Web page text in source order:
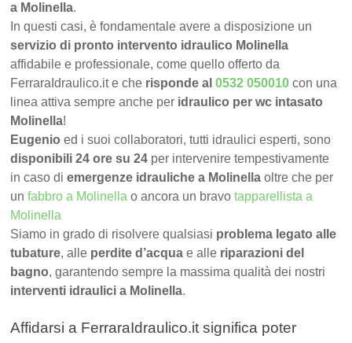
a Molinella.
In questi casi, è fondamentale avere a disposizione un
servizio di pronto intervento idraulico Molinella
affidabile e professionale, come quello offerto da
FerraraIdraulico.it e che risponde al0532 050010 con una
linea attiva sempre anche per idraulico per wc intasato
Molinella!
Eugenio ed i suoi collaboratori, tutti idraulici esperti, sono
disponibili 24 ore su 24 per intervenire tempestivamente
in caso diemergenze idrauliche a Molinellaoltre che per
unfabbro a Molinella o ancora un bravotapparellista a
Molinella
Siamo in grado di risolvere qualsiasi problema legato alle
tubature, alle perdite d’acqua e alle riparazioni del
bagno, garantendo sempre la massima qualità dei nostri
interventi idraulici a Molinella.
Affidarsi a FerraraIdraulico.it significa poter